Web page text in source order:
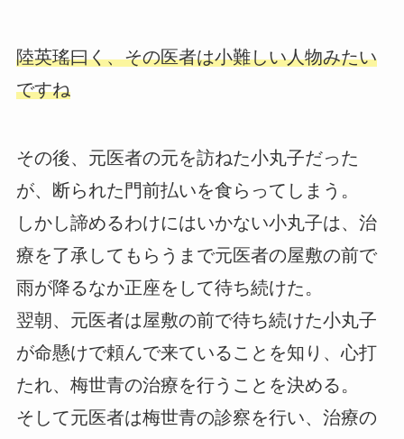
陸英瑤曰く、その医者は小難しい人物みたい
ですね
その後、元医者の元を訪ねた小丸子だった
が、断られた門前払いを食らってしまう。
しかし諦めるわけにはいかない小丸子は、治
療を了承してもらうまで元医者の屋敷の前で
雨が降るなか正座をして待ち続けた。
翌朝、元医者は屋敷の前で待ち続けた小丸子
が命懸けで頼んで来ていることを知り、心打
たれ、梅世青の治療を行うことを決める。
そして元医者は梅世青の診察を行い、治療の